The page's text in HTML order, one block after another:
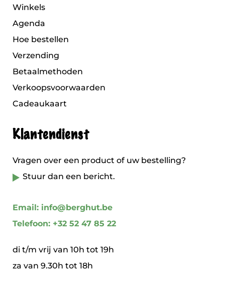
Winkels
Agenda
Hoe bestellen
Verzending
Betaalmethoden
Verkoopsvoorwaarden
Cadeaukaart
Klantendienst
Vragen over een product of uw bestelling?
Stuur dan een bericht.
Email: info@berghut.be
Telefoon: +32 52 47 85 22
di t/m vrij van 10h tot 19h
za van 9.30h tot 18h